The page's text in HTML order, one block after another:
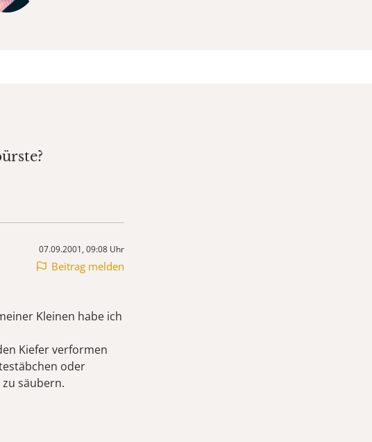
07.09.2001, 09:08 Uhr
Beitrag melden
Kleinen habe ich
Kiefer verformen
oder
säubern.